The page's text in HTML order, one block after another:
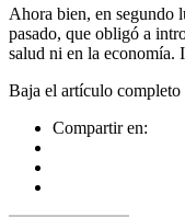
Ahora bien, en segundo
pasado, que obligó a
salud ni en la economía.
Baja el artículo completo
Compartir en: